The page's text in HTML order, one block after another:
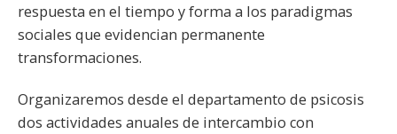
respuesta en el tiempo y forma a los paradigmas
sociales que evidencian permanente
transformaciones.
Organizaremos desde el departamento de psicosis
dos actividades anuales de intercambio con